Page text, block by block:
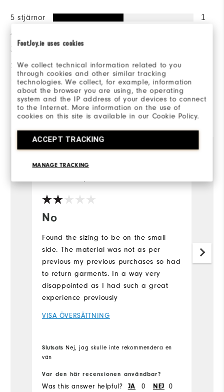
FootJoy.ie uses cookies
We collect technical information related to you
through cookies and other similar tracking
technologies. We collect, for example, information
about the browser you are using, the operating
system and the IP address of your devices to connect
to the Internet. More information on the use of
cookies on this site is available in our Cookie Policy.
ACCEPT TRACKING
MANAGE TRACKING
5 stjärnor 1
4 stjärnor
3 stjärnor
2 stjärnor
1 stjärna
Recenserad av 2 kunder
No
William
Found the sizing to be on the small
side. The material was not as per
previous my previous purchases so had
to return garments. In a way very
disappointed as I had such a great
experience previously
VISA ÖVERSÄTTNING
Slutsats Nej, jag skulle inte rekommendera en
vän
Var den här recensionen användbar?
Was this answer helpful? JA 0 NEJ 0